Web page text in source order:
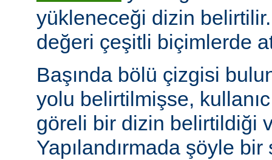
yükleneceği dizin
değeri çeşitli biçimlerde
Başında bölü çizgisi
yolu belirtilmişse,
göreli bir dizin belirtildiği
Yapılandırmada şöyle bir